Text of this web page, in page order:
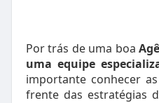
Por trás de uma boa
uma equipe
importante conhecer
frente das estratégias